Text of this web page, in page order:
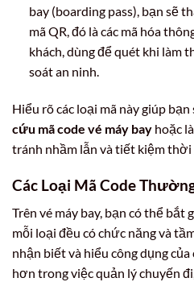
bay (boarding pass), bạn sẽ
mã QR, đó là các mã hóa
khách, dùng để quét khi làm
soát an ninh.
Hiểu rõ các loại mã này giúp
cứu mã code vé máy bay hoặc
tránh nhầm lẫn và tiết kiệm thời
Các Loại Mã Code
Trên vé máy bay, bạn có thể bắt
mỗi loại đều có chức năng và
nhận biết và hiểu công dụng
hơn trong việc quản lý chuyến